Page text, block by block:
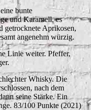
bunte
und Karamell, es
getrocknete Aprikosen,
angenehm würzig.
Linie weiter. Pfeffer,
Whisky. Die
nach dem
seine Stärke. Ein
83/100 Punkte (2021)